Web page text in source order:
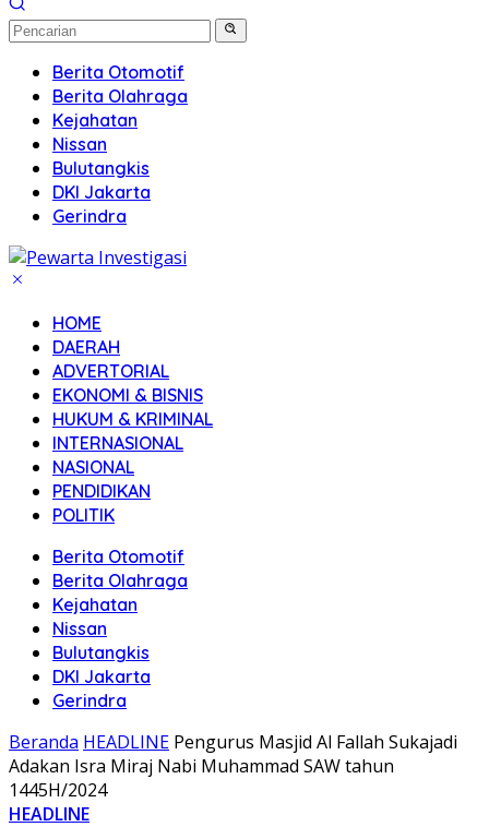
Berita Otomotif
Berita Olahraga
Kejahatan
Nissan
Bulutangkis
DKI Jakarta
Gerindra
HOME
DAERAH
ADVERTORIAL
EKONOMI & BISNIS
HUKUM & KRIMINAL
INTERNASIONAL
NASIONAL
PENDIDIKAN
POLITIK
Berita Otomotif
Berita Olahraga
Kejahatan
Nissan
Bulutangkis
DKI Jakarta
Gerindra
Beranda HEADLINE Pengurus Masjid Al Fallah Sukajadi
Adakan Isra Miraj Nabi Muhammad SAW tahun
1445H/2024
HEADLINE